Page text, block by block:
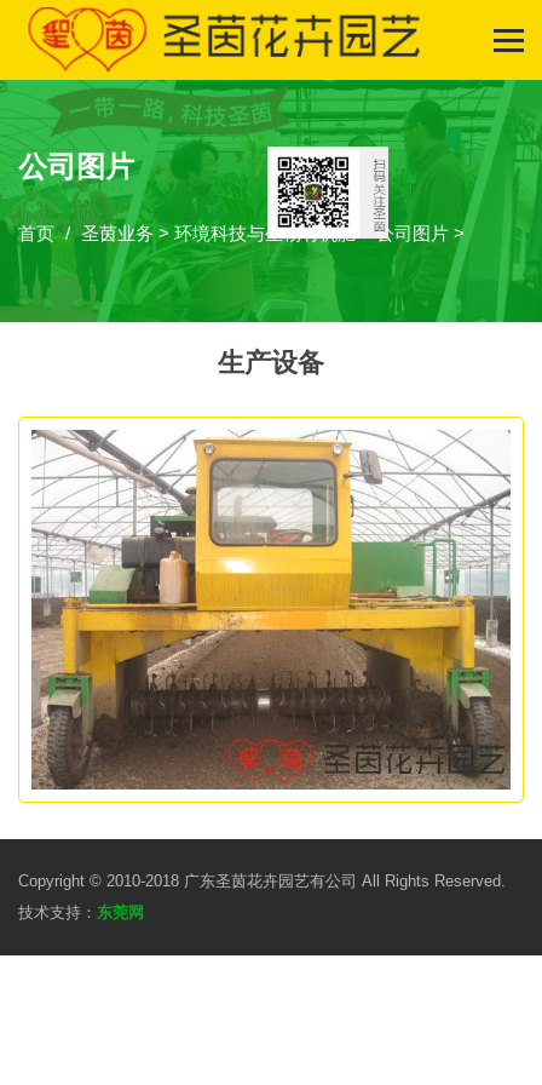
公司图片
首页 圣茵业务 > 环境科技与生物有机肥 >公司图片 >
生产设备
Copyright © 2010-2018 广东圣茵花卉园艺有公司 All Rights Reserved.
技术支持： 东莞网